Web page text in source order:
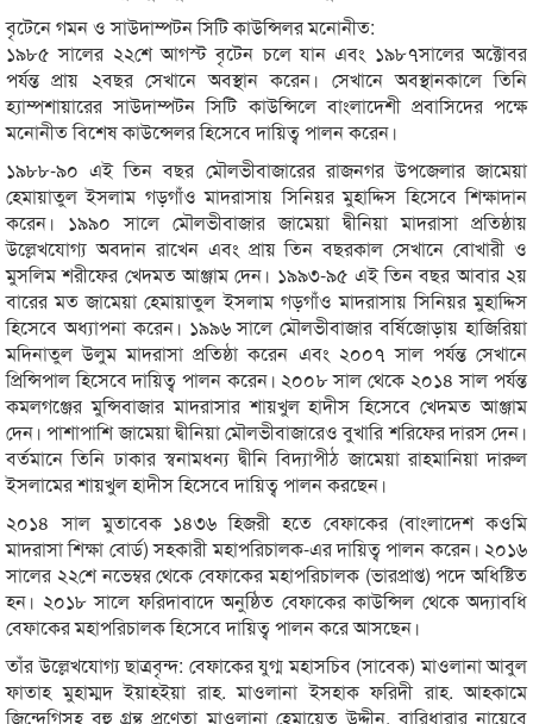
বৃটেনে গমন ও সাউদাম্পটন সিটি কাউন্সিলর মনোনীত:
১৯৮৫ সালের ২২শে আগস্ট বৃটেন চলে যান এবং ১৯৮৭সালের অক্টোবর
পর্যন্ত প্রায় ২বছর সেখানে অবস্থান করেন। সেখানে অবস্থানকালে তিনি
হ্যাম্পশায়ারের সাউদাম্পটন সিটি কাউন্সিলে বাংলাদেশী প্রবাসিদের পক্ষে
মনোনীত বিশেষ কাউন্সেলর হিসেবে দায়িত্ব পালন করেন।
১৯৮৮-৯০ এই তিন বছর মৌলভীবাজারের রাজনগর উপজেলার জামেয়া
হেমায়াতুল ইসলাম গড়গাঁও মাদরাসায় সিনিয়র মুহাদ্দিস হিসেবে শিক্ষাদান
করেন। ১৯৯০ সালে মৌলভীবাজার জামেয়া দ্বীনিয়া মাদরাসা প্রতিষ্ঠায়
উল্লেখযোগ্য অবদান রাখেন এবং প্রায় তিন বছরকাল সেখানে বোখারী ও
মুসলিম শরীফের খেদমত আঞ্জাম দেন। ১৯৯৩-৯৫ এই তিন বছর আবার ২য়
বারের মত জামেয়া হেমায়াতুল ইসলাম গড়গাঁও মাদরাসায় সিনিয়র মুহাদ্দিস
হিসেবে অধ্যাপনা করেন। ১৯৯৬ সালে মৌলভীবাজার বর্ষিজোড়ায় হাজিরিয়া
মদিনাতুল উলুম মাদরাসা প্রতিষ্ঠা করেন এবং ২০০৭ সাল পর্যন্ত সেখানে
প্রিন্সিপাল হিসেবে দায়িত্ব পালন করেন। ২০০৮ সাল থেকে ২০১৪ সাল পর্যন্ত
কমলগঞ্জের মুন্সিবাজার মাদরাসার শায়খুল হাদীস হিসেবে খেদমত আঞ্জাম
দেন। পাশাপাশি জামেয়া দ্বীনিয়া মৌলভীবাজারেও বুখারি শরিফের দারস দেন।
বর্তমানে তিনি ঢাকার স্বনামধন্য দ্বীনি বিদ্যাপীঠ জামেয়া রাহমানিয়া দারুল
ইসলামের শায়খুল হাদীস হিসেবে দায়িত্ব পালন করছেন।
২০১৪ সাল মুতাবেক ১৪৩৬ হিজরী হতে বেফাকের (বাংলাদেশ কওমি
মাদরাসা শিক্ষা বোর্ড) সহকারী মহাপরিচালক-এর দায়িত্ব পালন করেন। ২০১৬
সালের ২২শে নভেম্বর থেকে বেফাকের মহাপরিচালক (ভারপ্রাপ্ত) পদে অধিষ্টিত
হন। ২০১৮ সালে ফরিদাবাদে অনুষ্ঠিত বেফাকের কাউন্সিল থেকে অদ্যাবধি
বেফাকের মহাপরিচালক হিসেবে দায়িত্ব পালন করে আসছেন।
তাঁর উল্লেখযোগ্য ছাত্রবৃন্দ: বেফাকের যুগ্ম মহাসচিব (সাবেক) মাওলানা আবুল
ফাতাহ মুহাম্মদ ইয়াহইয়া রাহ. মাওলানা ইসহাক ফরিদী রাহ. আহকামে
জিন্দেগিসহ বহু গ্রন্থ প্রণেতা মাওলানা হেমায়েত উদ্দীন, বারিধারার নায়েবে